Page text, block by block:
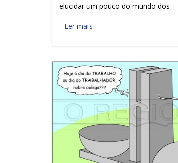
elucidar um pouco do mundo dos
Ler mais